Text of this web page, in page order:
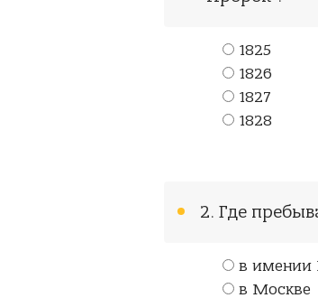
1825
1826
1827
1828
2. Где
в имении
в Москве